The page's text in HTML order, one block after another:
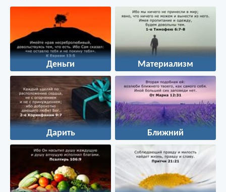
Деньги Материализм
Дарить Ближний